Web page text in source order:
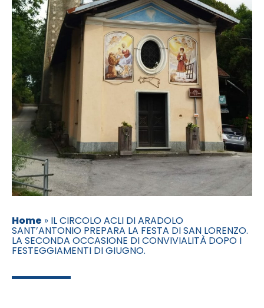
Home » IL CIRCOLO ACLI DI ARADOLO
SANT’ANTONIO PREPARA LA FESTA DI SAN LORENZO.
LA SECONDA OCCASIONE DI CONVIVIALITÀ DOPO I
FESTEGGIAMENTI DI GIUGNO.